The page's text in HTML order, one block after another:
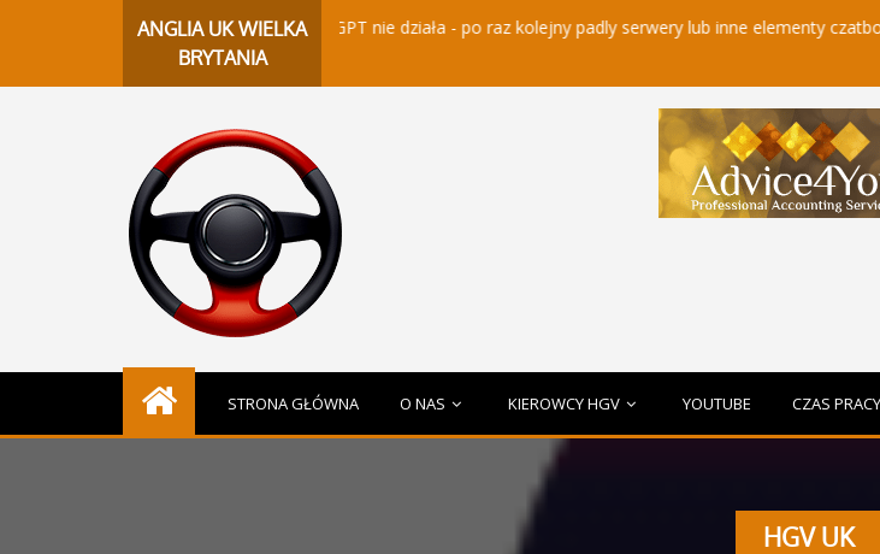
ANGLIA UK WIELKA
BRYTANIA
ChatGPT nie działa - po raz kolejny padly serwery lub inne elementy czatbota
STRONA GŁÓWNA O NAS KIEROWCY HGV YOUTUBE CZAS
HGV UK